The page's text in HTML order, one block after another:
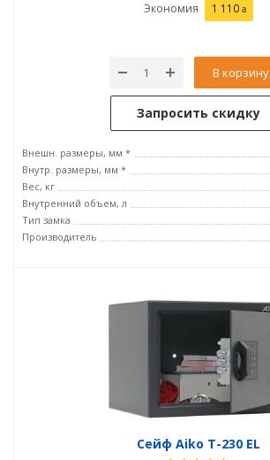
Экономия 1 110
В корзину
Запросить скидку
Внешн. размеры, мм *
Внутр. размеры, мм *
Вес, кг
Внутренний объем, л
Тип замка
Производитель
Сейф Aiko T-230 EL